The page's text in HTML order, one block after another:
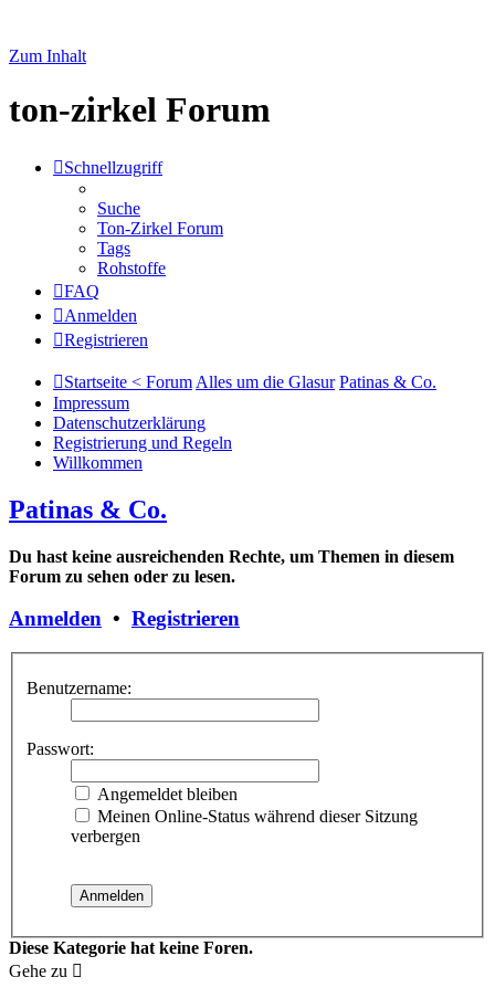
Zum Inhalt
ton-zirkel Forum
Schnellzugriff
Suche
Ton-Zirkel Forum
Tags
Rohstoffe
FAQ
Anmelden
Registrieren
Startseite < Forum Alles um die Glasur Patinas & Co.
Impressum
Datenschutzerklärung
Registrierung und Regeln
Willkommen
Patinas & Co.
Du hast keine ausreichenden Rechte, um Themen in diesem
Forum zu sehen oder zu lesen.
Anmelden • Registrieren
Benutzername:
Passwort:
Angemeldet bleiben
Meinen Online-Status während dieser Sitzung
verbergen
Diese Kategorie hat keine Foren.
Gehe zu